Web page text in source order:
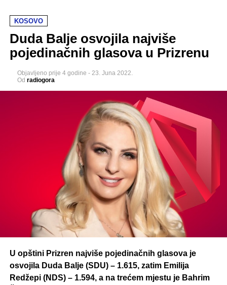
KOSOVO
Duda Balje osvojila najviše
pojedinačnih glasova u Prizrenu
Objavljeno prije 4 godine - 23. Juna 2022.
Od radiogora
U opštini Prizren najviše pojedinačnih glasova je
osvojila Duda Balje (SDU) – 1.615, zatim Emilija
Redžepi (NDS) – 1.594, a na trećem mjestu je Bahrim